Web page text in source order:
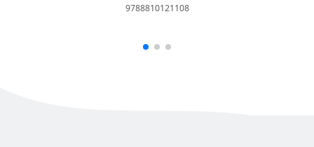
9788810121108